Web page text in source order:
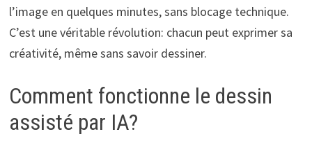
l’image en quelques minutes, sans blocage technique.
C’est une véritable révolution: chacun peut exprimer sa
créativité, même sans savoir dessiner.
Comment fonctionne le dessin
assisté par IA?